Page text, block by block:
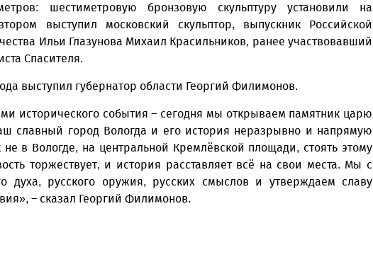
шестиметровую бронзовую скульптуру установили на
выступил московский скульптор, выпускник Российской
Ильи Глазунова Михаил Красильников, ранее участвовавший
Спасителя.
выступил губернатор области Георгий Филимонов.
исторического события – сегодня мы открываем памятник царю
славный город Вологда и его история неразрывно и напрямую
в Вологде, на центральной Кремлёвской площади, стоять этому
торжествует, и история расставляет всё на свои места. Мы с
духа, русского оружия, русских смыслов и утверждаем славу
– сказал Георгий Филимонов.